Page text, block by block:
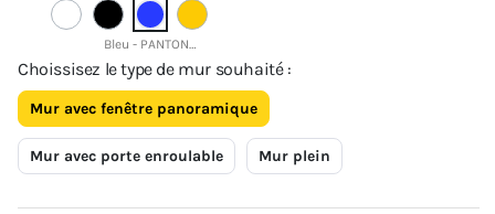
Bleu - PANTONE 19-3952 TCX
Choissisez le type de mur souhaité :
Mur avec fenêtre panoramique
Mur avec porte enroulable Mur plein